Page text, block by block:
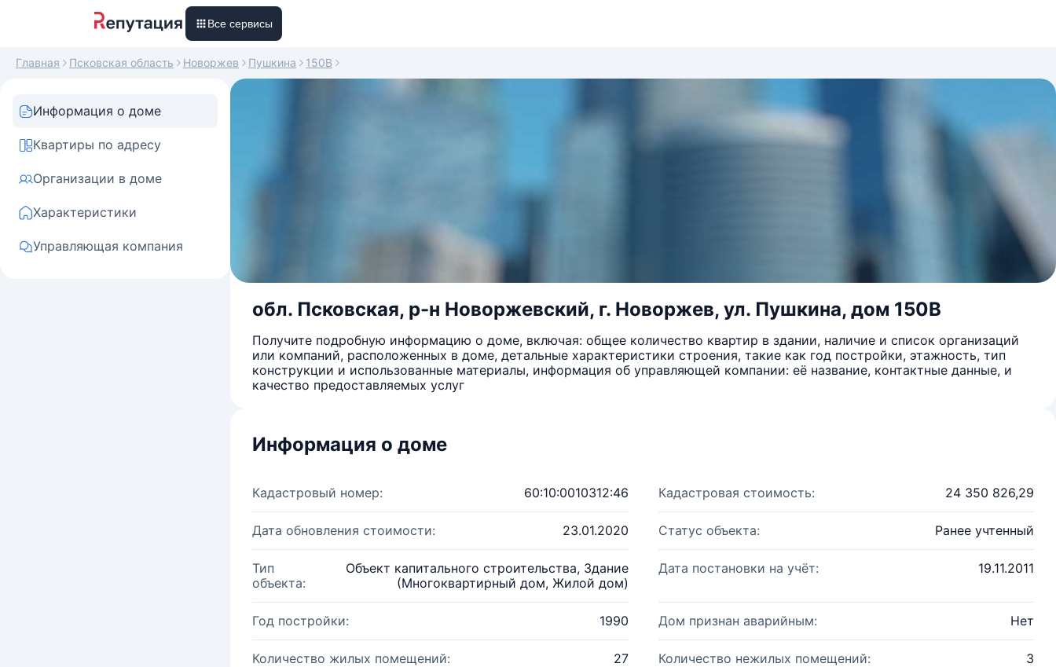
Все сервисы
Главная Псковская область Новоржев Пушкина 150В
Информация о доме
Квартиры по адресу
Организации в доме
Характеристики
Управляющая компания
обл. Псковская, р-н Новоржевский, г. Новоржев, ул. Пушкина, дом 150В
Получите подробную информацию о доме, включая: общее количество квартир в здании, наличие и список организаций
или компаний, расположенных в доме, детальные характеристики строения, такие как год постройки, этажность, тип
конструкции и использованные материалы, информация об управляющей компании: её название, контактные данные, и
качество предоставляемых услуг
Информация о доме
Кадастровый номер: 60:10:0010312:46 Кадастровая стоимость: 24 350 826,29
Дата обновления стоимости: 23.01.2020 Статус объекта: Ранее учтенный
Тип
объекта:
Объект капитального строительства, Здание
(Многоквартирный дом, Жилой дом)
Дата постановки на учёт: 19.11.2011
Год постройки: 1990 Дом признан аварийным: Нет
Количество жилых помещений: 27 Количество нежилых помещений: 3